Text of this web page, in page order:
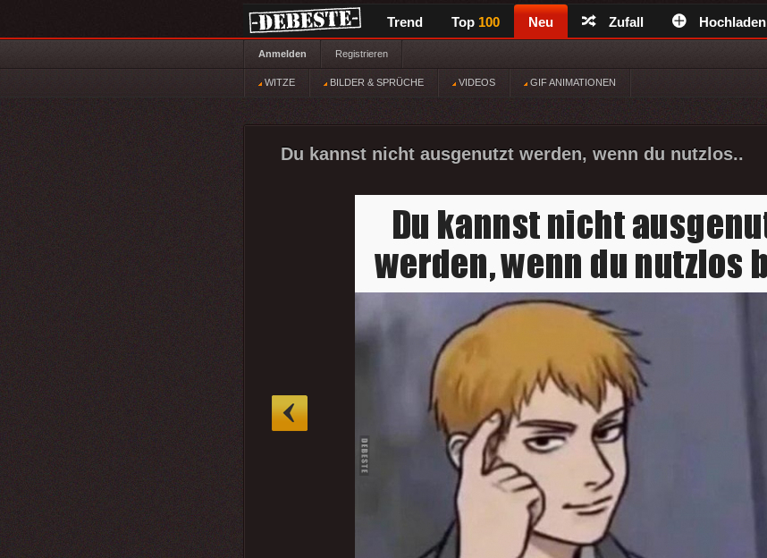
Trend Top 100 Neu Zufall Hochladen
Anmelden Registrieren
WITZE BILDER & SPRÜCHE VIDEOS GIF ANIMATIONEN
Du kannst nicht ausgenutzt werden, wenn du nutzlos..